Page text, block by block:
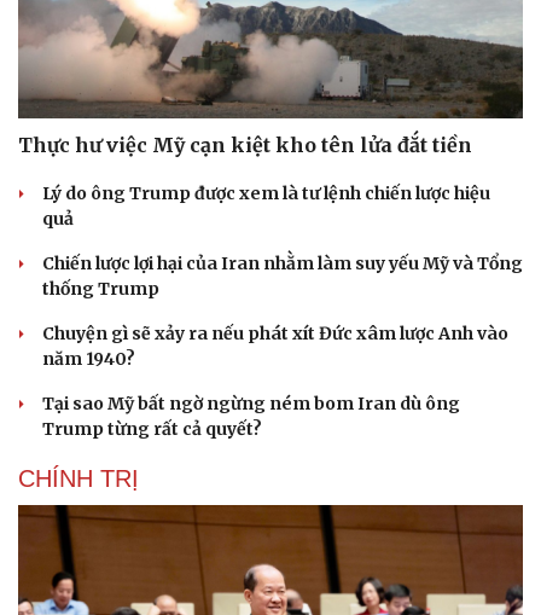
Thực hư việc Mỹ cạn kiệt kho tên lửa đắt tiền
Lý do ông Trump được xem là tư lệnh chiến lược hiệu
quả
Chiến lược lợi hại của Iran nhằm làm suy yếu Mỹ và Tổng
thống Trump
Chuyện gì sẽ xảy ra nếu phát xít Đức xâm lược Anh vào
năm 1940?
Tại sao Mỹ bất ngờ ngừng ném bom Iran dù ông
Trump từng rất cả quyết?
CHÍNH TRỊ